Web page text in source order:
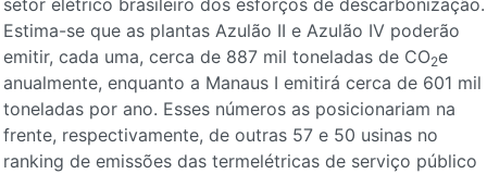
setor elétrico brasileiro dos esforços de descarbonização.
Estima-se que as plantas Azulão II e Azulão IV poderão
emitir, cada uma, cerca de 887 mil toneladas de CO2e
anualmente, enquanto a Manaus I emitirá cerca de 601 mil
toneladas por ano. Esses números as posicionariam na
frente, respectivamente, de outras 57 e 50 usinas no
ranking de emissões das termelétricas de serviço público